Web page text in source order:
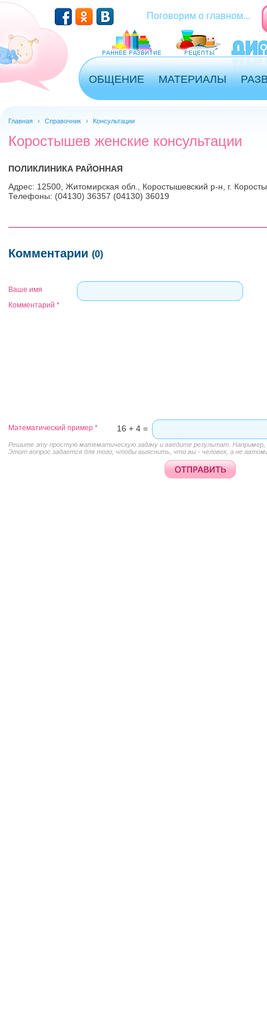
Перейти к основному содержанию
Поговорим о главном...
ОБЩЕНИЕ МАТЕРИАЛЫ
Главная › Справочник › Консультации
Коростышев женские консультации
ПОЛИКЛИНИКА РАЙОННАЯ
Адрес: 12500, Житомирская обл., Коростышевский р-н, г.
Телефоны: (04130) 36357 (04130) 36019
Комментарии (0)
Ваше имя
Комментарий *
Этот вопрос задается для того, чтобы выяснить, что вы - человек, а не
Математический пример * 16 + 4 =
Решите эту простую математическую задачу и введите результат. Например,